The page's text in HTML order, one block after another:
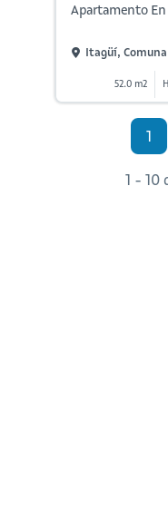
Apartamento
Itagüí,
52.0 m2
1
1 - 10